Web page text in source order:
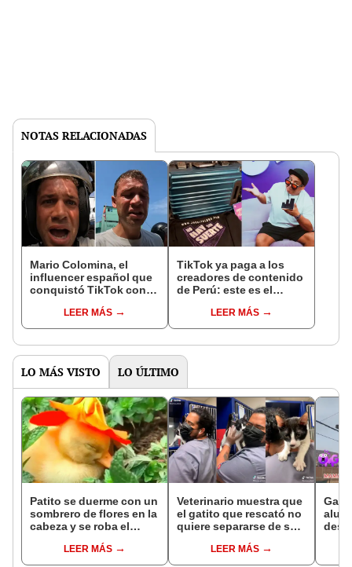
NOTAS RELACIONADAS
Mario Colomina, el
influencer español que
conquistó TikTok con
"Mi amor nació por la
gastronomía"
LEER MÁS
TikTok ya paga a los
creadores de contenido
de Perú: este es el
llegar a cobrar por 1.000
vistas
LEER MÁS
LO MÁS VISTO LO ÚLTIMO
Patito se duerme con un
sombrero de flores en la
cabeza y se roba el
cibernautas
LEER MÁS
Veterinario muestra que
el gatito que rescató no
quiere separarse de su
LEER MÁS